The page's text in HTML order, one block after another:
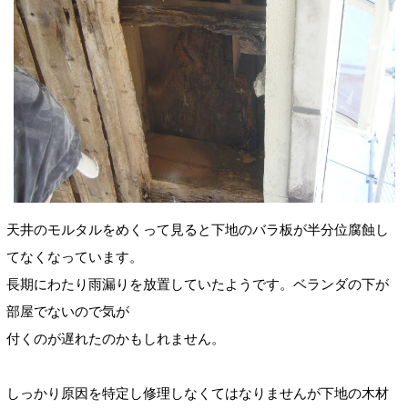
天井のモルタルをめくって見ると下地のバラ板が半分位腐蝕し
てなくなっています。
長期にわたり雨漏りを放置していたようです。ベランダの下が
部屋でないので気が
付くのが遅れたのかもしれません。
しっかり原因を特定し修理しなくてはなりませんが下地の木材